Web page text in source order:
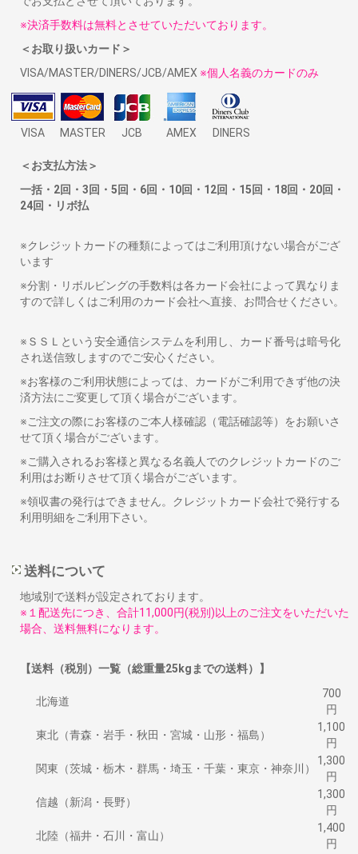
※決済手数料は無料とさせていただいております。
＜お取り扱いカード＞
VISA/MASTER/DINERS/JCB/AMEX ※個人名義のカードのみ
VISA MASTER JCB AMEX DINERS
＜お支払方法＞
一括・2回・3回・5回・6回・10回・12回・15回・18回・20回・
24回・リボ払
※クレジットカードの種類によってはご利用頂けない場合がござ
います
※分割・リボルビングの手数料は各カード会社によって異なりま
すので詳しくはご利用のカード会社へ直接、お問合せください。
※ＳＳＬという安全通信システムを利用し、カード番号は暗号化
され送信致しますのでご安心ください。
※お客様のご利用状態によっては、カードがご利用できず他の決
済方法にご変更して頂く場合がございます。
※ご注文の際にお客様のご本人様確認（電話確認等）をお願いさ
せて頂く場合がございます。
※ご購入されるお客様と異なる名義人でのクレジットカードのご
利用はお断りさせて頂く場合がございます。
※領収書の発行はできません。クレジットカード会社で発行する
利用明細をご利用下さい。
送料について
地域別で送料が設定されております。
※１配送先につき、合計11,000円(税別)以上のご注文をいただいた
場合、送料無料になります。
【送料（税別）一覧（総重量25kgまでの送料）】
北海道
700
円
東北（青森・岩手・秋田・宮城・山形・福島）
1,100
円
関東（茨城・栃木・群馬・埼玉・千葉・東京・神奈川）
1,300
円
信越（新潟・長野）
1,300
円
北陸（福井・石川・富山）
1,400
円